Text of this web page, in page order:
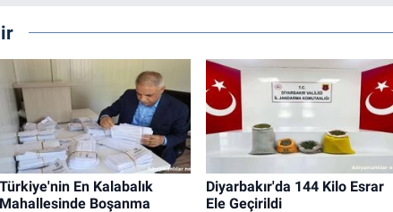
Türkiye'nin En Kalabalık
Mahallesinde Boşanma
Diyarbakır'da 144 Kilo Esrar
Ele Geçirildi